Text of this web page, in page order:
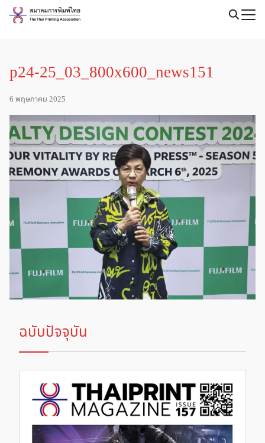
Skip
p24-25_03_800x600_news151
6 พฤษภาคม 2025
ฉบับปัจจุบัน